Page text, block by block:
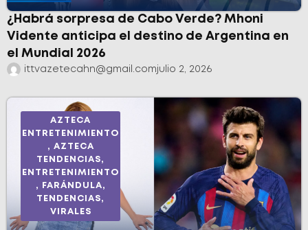
¿Habrá sorpresa de Cabo Verde? Mhoni
Vidente anticipa el destino de Argentina en
el Mundial 2026
ittvazetecahn@gmail.comjulio 2, 2026
AZTECA
ENTRETENIMIENTO
, AZTECA
TENDENCIAS,
ENTRETENIMIENTO
,
FARÁNDULA,
TENDENCIAS,
VIRALES